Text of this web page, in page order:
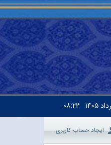
۰۸:۲۲
ایجاد حساب کاربری